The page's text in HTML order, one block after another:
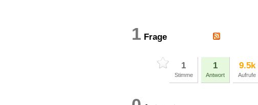
1 Frage
1
Stimme
1
Antwort
9.5k
Aufrufe